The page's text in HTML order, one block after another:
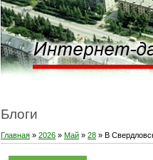
Блоги
Главная » 2026 » Май » 28 » В